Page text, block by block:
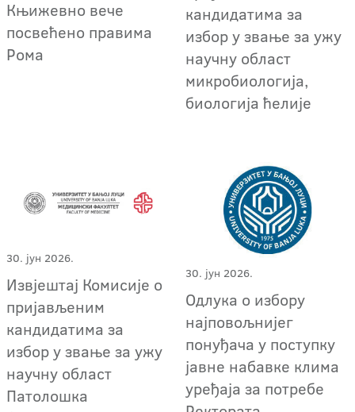
Књижевно вече
посвећено правима
Рома
кандидатима за
избор у звање за ужу
научну област
микробиологија,
биологија ћелије
30. јун 2026.
Извјештај Комисије о
пријављеним
кандидатима за
избор у звање за ужу
научну област
Патолошка
30. јун 2026.
Одлука о избору
најповољнијег
понуђача у поступку
јавне набавке клима
уређаја за потребе